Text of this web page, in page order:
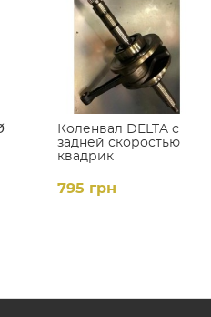
Коленвал DELTA с
задней скоростью
квадрик
795 грн